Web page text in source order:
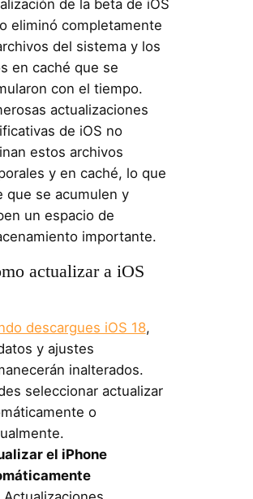
de la beta de iOS
eliminó completamente
del sistema y los
en caché que se
con el tiempo.
actualizaciones
de iOS no
estos archivos
y en caché, lo que
que se acumulen y
un espacio de
importante.
actualizar a iOS
descargues iOS 18,
y ajustes
inalterados.
seleccionar actualizar
o
el iPhone